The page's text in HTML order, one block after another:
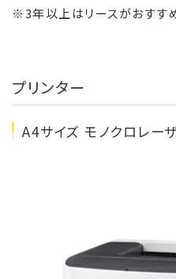
※3年以上はリースがおすす
プリンター
A4サイズ モノクロレー